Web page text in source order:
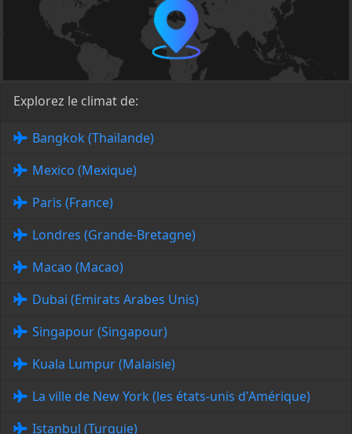
Explorez le climat de:
Bangkok (Thaïlande)
Mexico (Mexique)
Paris (France)
Londres (Grande-Bretagne)
Macao (Macao)
Dubai (Emirats Arabes Unis)
Singapour (Singapour)
Kuala Lumpur (Malaisie)
La ville de New York (les états-unis d'Amérique)
Istanbul (Turquie)